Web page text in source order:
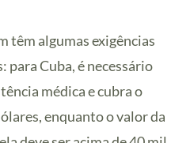
têm algumas exigências
para Cuba, é necessário
médica e cubra o
enquanto o valor da